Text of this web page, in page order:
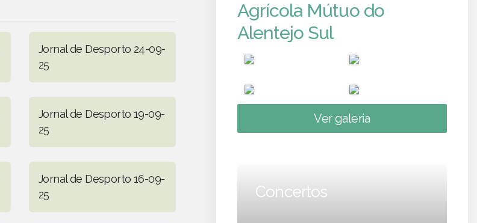
Jornal de Desporto 24-09-
25
Jornal de Desporto 19-09-
25
Jornal de Desporto 16-09-
25
Agrícola Mútuo do
Alentejo Sul
Ver galeria
Concertos